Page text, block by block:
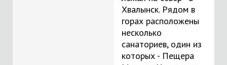
Хвалынск. Рядом в
горах расположены
несколько
санаториев, один из
которых - Пещера